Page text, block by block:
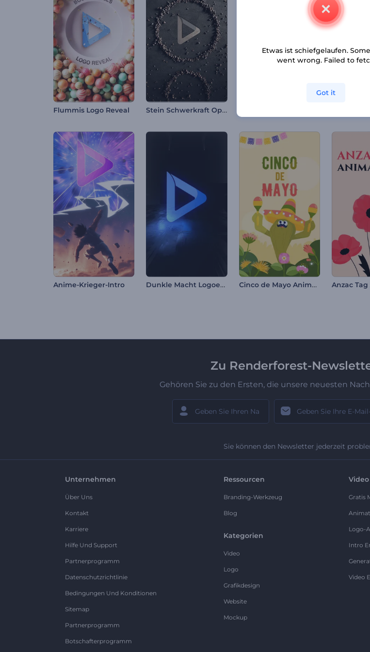
Flummis Logo Reveal Stein Schwerkraft Opener
Anime-Krieger-Intro Dunkle Macht Logoenthüllung Cinco de Mayo Animation
Zu Renderforest-
Gehören Sie zu den Ersten, die unsere neuesten
Sie können den Newsletter jederzeit
Unternehmen
Über Uns
Kontakt
Karriere
Hilfe Und Support
Partnerprogramm
Datenschutzrichtlinie
Bedingungen Und Konditionen
Sitemap
Partnerprogramm
Botschafterprogramm
Ressourcen
Branding-Werkzeug
Blog
Kategorien
Video
Logo
Grafikdesign
Website
Mockup
Gratis
Logo-
Intro
Video
Etwas ist schiefgelaufen.
went wrong. Failed to
Got it